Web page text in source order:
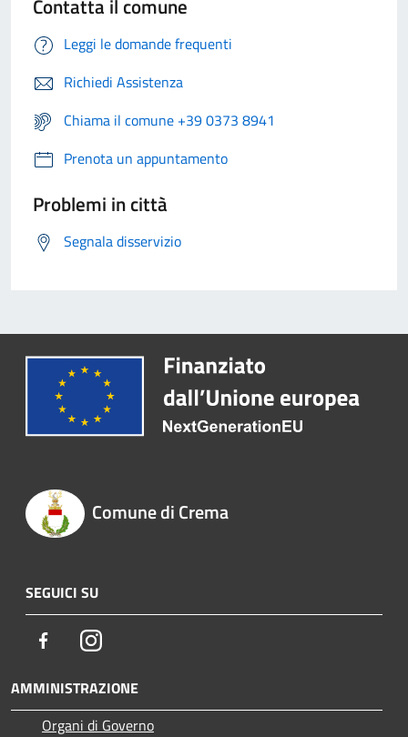
Contatta il comune
Leggi le domande frequenti
Richiedi Assistenza
Chiama il comune +39 0373 8941
Prenota un appuntamento
Problemi in città
Segnala disservizio
Comune di Crema
SEGUICI SU
FacebookInstagram
AMMINISTRAZIONE
Organi di Governo